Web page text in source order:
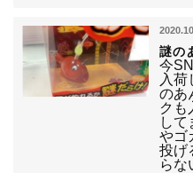
謎の
今
入荷
のあ
クも
して
やゴ
投げ
らな